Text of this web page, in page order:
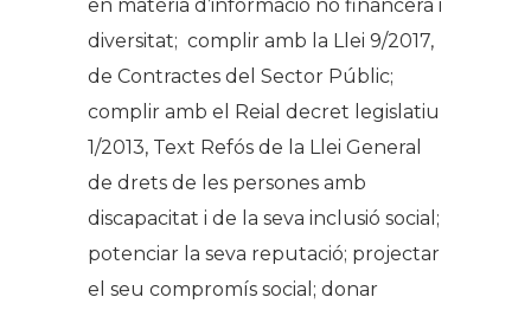
en matèria d’informació no financera i
diversitat; complir amb la Llei 9/2017,
de Contractes del Sector Públic;
complir amb el Reial decret legislatiu
1/2013, Text Refós de la Llei General
de drets de les persones amb
discapacitat i de la seva inclusió social;
potenciar la seva reputació; projectar
el seu compromís social; donar